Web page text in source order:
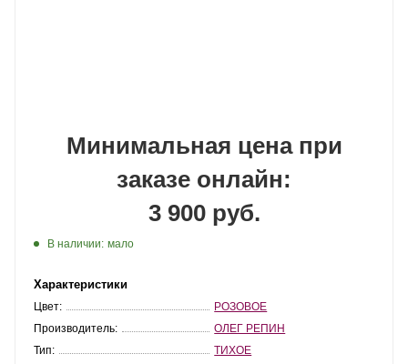
Минимальная цена при
заказе онлайн:
3 900 руб.
В наличии: мало
Характеристики
Цвет:
РОЗОВОЕ
Производитель:
ОЛЕГ РЕПИН
Тип:
ТИХОЕ